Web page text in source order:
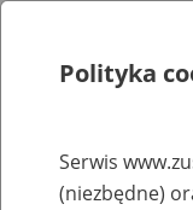
Rejestry, ewidencje i archiwa
Polityka
Serwis
(niezbędne)